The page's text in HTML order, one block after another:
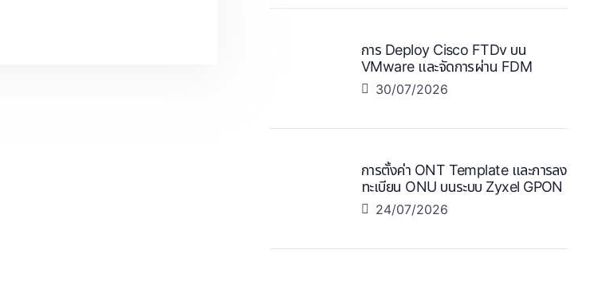
การ Deploy Cisco FTDv บน
VMware และจัดการผ่าน FDM
30/07/2026
การตั้งค่า ONT Template และการลง
ทะเบียน ONU บนระบบ Zyxel GPON
24/07/2026